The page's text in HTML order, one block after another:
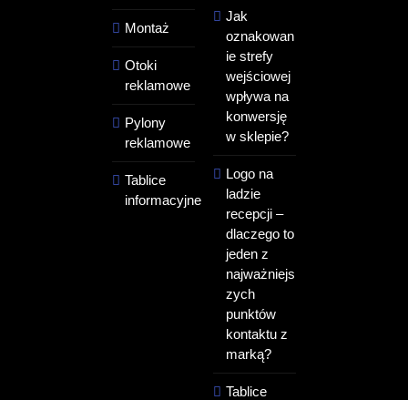
Montaż
Otoki
reklamowe
Pylony
reklamowe
Tablice
informacyjne
Jak
oznakowan
ie strefy
wejściowej
wpływa na
konwersję
w sklepie?
Logo na
ladzie
recepcji –
dlaczego to
jeden z
najważniejs
zych
punktów
kontaktu z
marką?
Tablice